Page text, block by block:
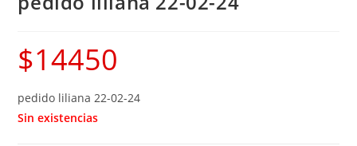
$14450
pedido liliana 22-02-24
Sin existencias